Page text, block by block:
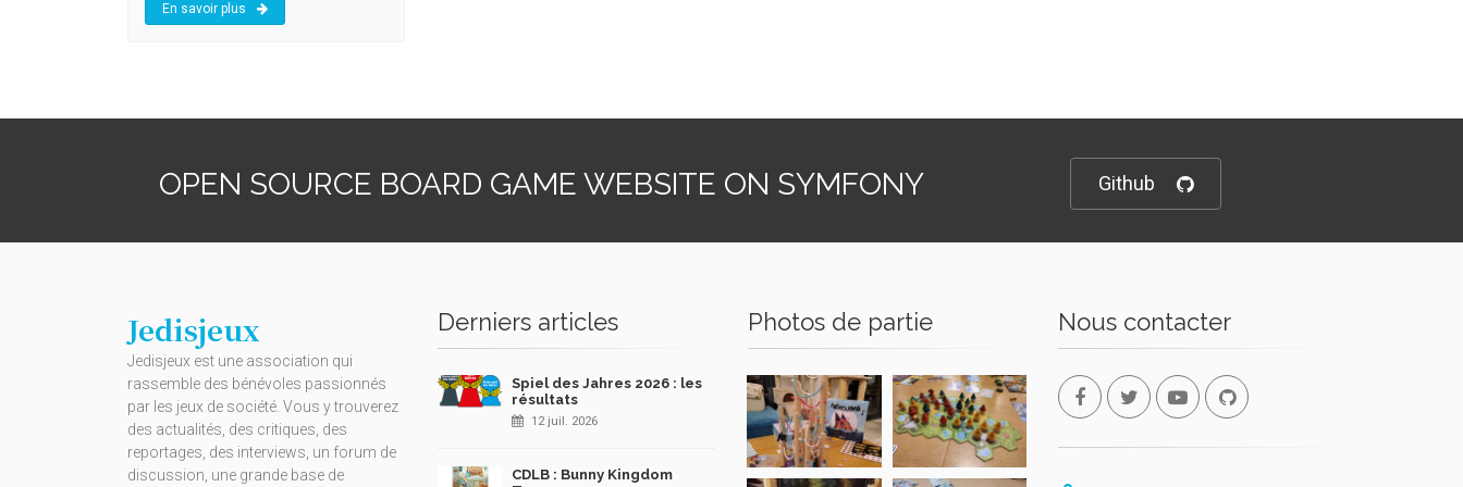
En savoir plus
OPEN SOURCE BOARD GAME WEBSITE ON SYMFONY Github
Jedisjeux
Jedisjeux est une association qui
rassemble des bénévoles passionnés
par les jeux de société. Vous y trouverez
des actualités, des critiques, des
reportages, des interviews, un forum de
discussion, une grande base de
Derniers articles
Spiel des Jahres 2026 : les
résultats
12 juil. 2026
CDLB : Bunny Kingdom
Photos de partie Nous contacter